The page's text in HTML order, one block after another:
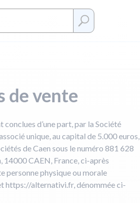
de vente
d’une part, par la Société
unique, au capital de 5.000 euros,
de Caen sous le numéro 881 628
14000 CAEN, France, ci-après
personne physique ou morale
https://alternativi.fr, dénommée ci-